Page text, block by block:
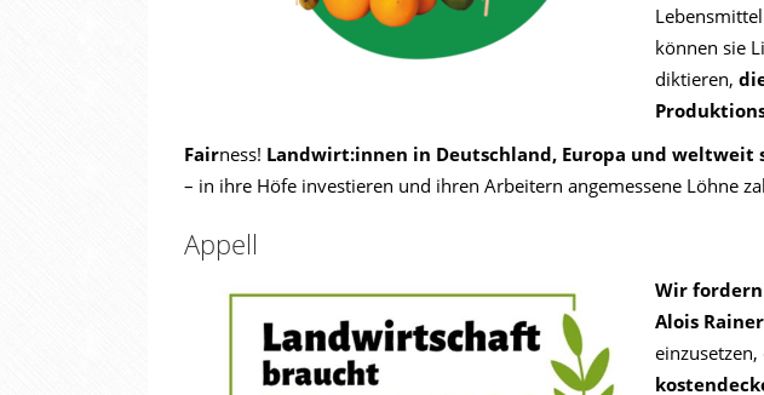
können sie
diktieren,
Fairness! Landwirt:innen in Deutschland, Europa und weltweit
– in ihre Höfe investieren und ihren Arbeitern angemessene Löhne
Appell
Wir
Alois
einzusetzen,